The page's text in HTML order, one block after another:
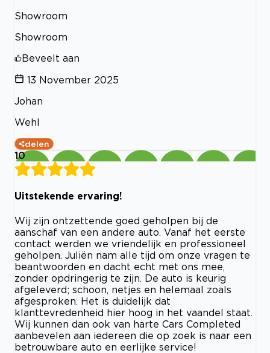
Showroom
Showroom
Beveelt aan
13 November 2025
Johan
Wehl
delen
10
Uitstekende ervaring!
Wij zijn ontzettende goed geholpen bij de
aanschaf van een andere auto. Vanaf het eerste
contact werden we vriendelijk en professioneel
geholpen. Juliën nam alle tijd om onze vragen te
beantwoorden en dacht echt met ons mee,
zonder opdringerig te zijn. De auto is keurig
afgeleverd; schoon, netjes en helemaal zoals
afgesproken. Het is duidelijk dat
klanttevredenheid hier hoog in het vaandel staat.
Wij kunnen dan ook van harte Cars Completed
aanbevelen aan iedereen die op zoek is naar een
betrouwbare auto en eerlijke service!